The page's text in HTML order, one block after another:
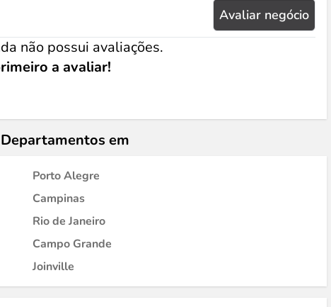
Avaliar negócio
não possui avaliações.
a avaliar!
em
Porto Alegre
Campinas
Rio de Janeiro
Campo Grande
Joinville